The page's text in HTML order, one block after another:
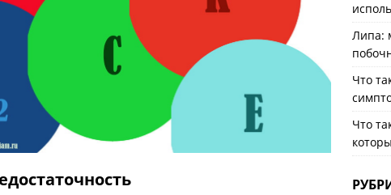
Липа:
Что
Что